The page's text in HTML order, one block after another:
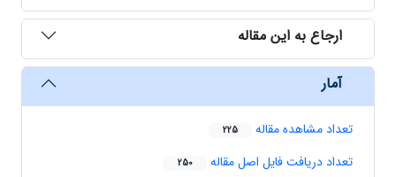
ارجاع به این مقاله
آمار
تعداد مشاهده مقاله 225
تعداد دریافت فایل اصل مقاله 250